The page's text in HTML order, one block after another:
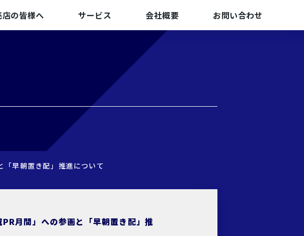
の皆様へ サービス 会社概要 お問い合わせ
「早朝置き配」推進について
月間」への参画と「早朝置き配」推